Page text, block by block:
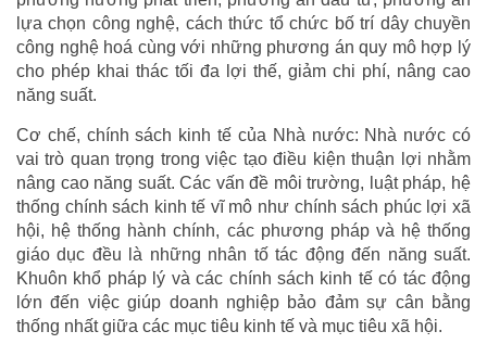
lựa chọn công nghệ, cách thức tổ chức bố trí dây chuyền
công nghệ hoá cùng với những phương án quy mô hợp lý
cho phép khai thác tối đa lợi thế, giảm chi phí, nâng cao
năng suất.
Cơ chế, chính sách kinh tế của Nhà nước: Nhà nước có
vai trò quan trọng trong việc tạo điều kiện thuận lợi nhằm
nâng cao năng suất. Các vấn đề môi trường, luật pháp, hệ
thống chính sách kinh tế vĩ mô như chính sách phúc lợi xã
hội, hệ thống hành chính, các phương pháp và hệ thống
giáo dục đều là những nhân tố tác động đến năng suất.
Khuôn khổ pháp lý và các chính sách kinh tế có tác động
lớn đến việc giúp doanh nghiệp bảo đảm sự cân bằng
thống nhất giữa các mục tiêu kinh tế và mục tiêu xã hội.